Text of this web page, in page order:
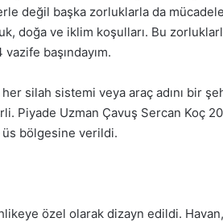
değil başka zorluklarla da
doğa ve iklim koşulları. Bu
başındayım.
silah sistemi veya araç adını bir
Piyade Uzman Çavuş Sercan Koç
bölgesine verildi.
özel olarak dizayn edildi.